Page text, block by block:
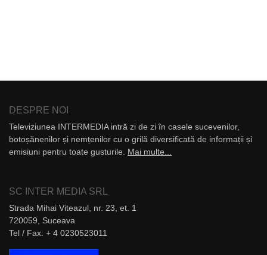
DESPRE NOI
Televiziunea INTERMEDIA intră zi de zi în casele sucevenilor,
botoșănenilor și nemțenilor cu o grilă diversificată de informații și
emisiuni pentru toate gusturile. Mai multe...
SC INTER MEDIA SRL
Strada Mihai Viteazul, nr. 23, et. 1
720059, Suceava
Tel / Fax: + 4 0230523011